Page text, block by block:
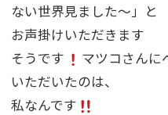
ない世界見ました～」と
お声掛けいただきます
そうです
マツコさんに
いただいたのは、
私なんです